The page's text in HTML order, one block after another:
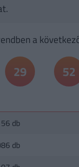
a
29 52
56 db
db